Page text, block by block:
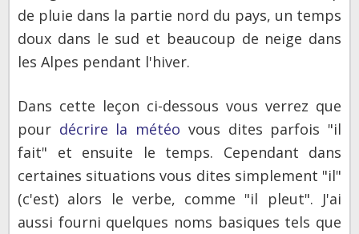
de pluie dans la partie nord du pays, un temps
doux dans le sud et beaucoup de neige dans
les Alpes pendant l'hiver.
Dans cette leçon ci-dessous vous verrez que
pour décrire la météo vous dites parfois "il
fait" et ensuite le temps. Cependant dans
certaines situations vous dites simplement "il"
(c'est) alors le verbe, comme "il pleut". J'ai
aussi fourni quelques noms basiques tels que